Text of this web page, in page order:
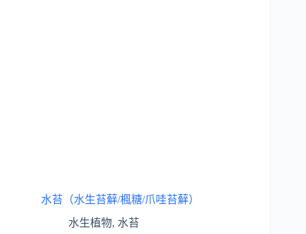
水苔（水生苔蘚/楓糖/爪哇苔蘚）
水生植物, 水苔